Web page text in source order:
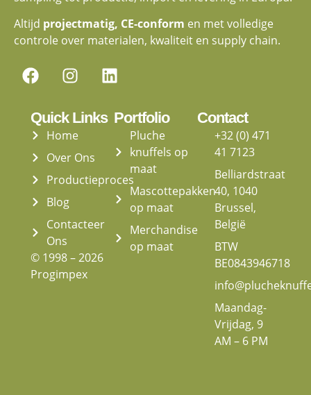
Altijd projectmatig, CE-conform en met volledige
controle over materialen, kwaliteit en supply chain.
Quick Links
Home
Over Ons
Productieproces
Blog
Contacteer
Ons
© 1998 – 2026
Progimpex
Portfolio
Pluche
knuffels op
maat
Mascottepakken
op maat
Merchandise
op maat
Contact
+32 (0) 471
41 7123
Belliardstraat
40, 1040
Brussel,
België
BTW
BE0843946718
Maandag-
Vrijdag, 9
AM – 6 PM